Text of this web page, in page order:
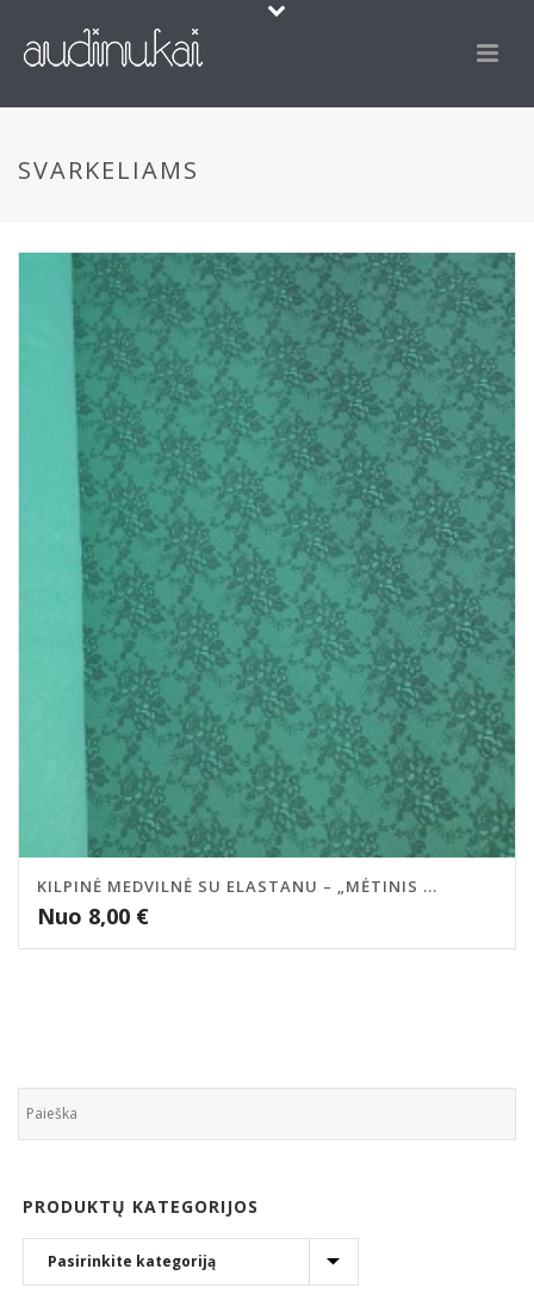
SVARKELIAMS
KILPINĖ MEDVILNĖ SU ELASTANU – „MĖTINIS ...
Nuo 8,00 €
PRODUKTŲ KATEGORIJOS